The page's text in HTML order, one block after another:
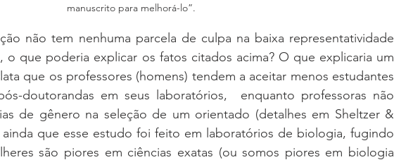
manuscrito para melhorá-lo”.
não tem nenhuma parcela de culpa na baixa representatividade
o que poderia explicar os fatos citados acima? O que explicaria um
que os professores (homens) tendem a aceitar menos estudantes
doutorandas em seus laboratórios,  enquanto professoras não
de gênero na seleção de um orientado (detalhes em Sheltzer &
ainda que esse estudo foi feito em laboratórios de biologia, fugindo
são piores em ciências exatas (ou somos piores em biologia